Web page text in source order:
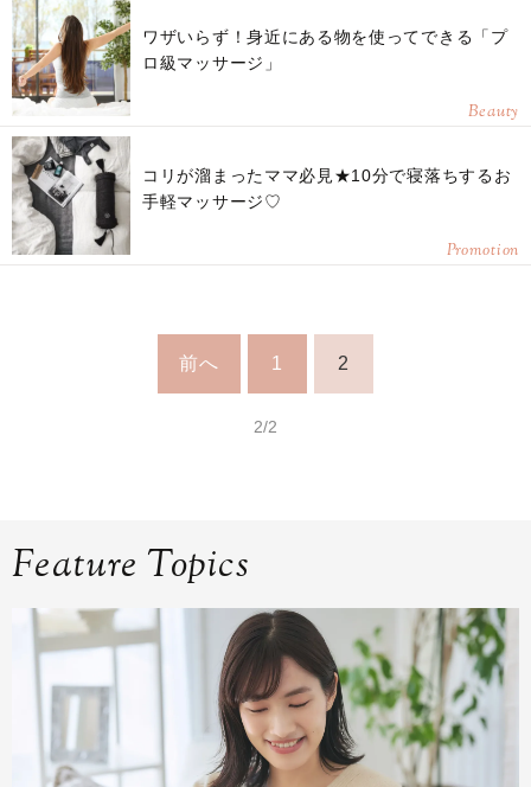
ワザいらず！身近にある物を使ってできる「プ
ロ級マッサージ」
Beauty
コリが溜まったママ必見★10分で寝落ちするお
手軽マッサージ♡
Promotion
前へ 1 2
2/2
Feature Topics